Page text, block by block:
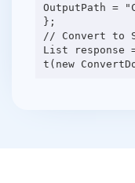
OutputPath =
};
// Convert to
List response